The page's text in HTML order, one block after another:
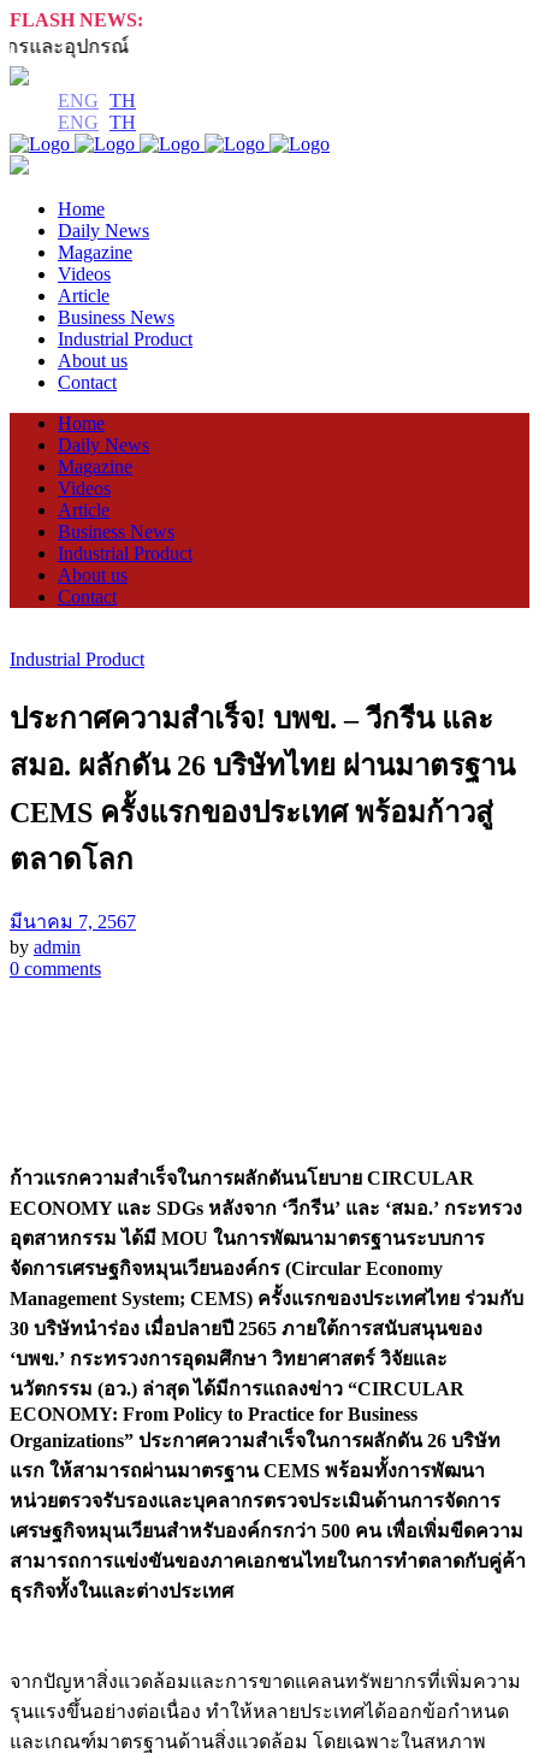
FLASH NEWS:
ละอุปกรณ์
ENG TH
ENG TH
Home
Daily News
Magazine
Videos
Article
Business News
Industrial Product
About us
Contact
Home
Daily News
Magazine
Videos
Article
Business News
Industrial Product
About us
Contact
Industrial Product
ประกาศความสำเร็จ! บพข. – วีกรีน และ
สมอ. ผลักดัน 26 บริษัทไทย ผ่านมาตรฐาน
CEMS ครั้งแรกของประเทศ พร้อมก้าวสู่
ตลาดโลก
มีนาคม 7, 2567
by admin
0 comments
ก้าวแรกความสำเร็จในการผลักดันนโยบาย CIRCULAR
ECONOMY และ SDGs หลังจาก ‘วีกรีน’ และ ‘สมอ.’ กระทรวง
อุตสาหกรรม ได้มี MOU ในการพัฒนามาตรฐานระบบการ
จัดการเศรษฐกิจหมุนเวียนองค์กร (Circular Economy
Management System; CEMS) ครั้งแรกของประเทศไทย ร่วมกับ
30 บริษัทนำร่อง เมื่อปลายปี 2565 ภายใต้การสนับสนุนของ
‘บพข.’ กระทรวงการอุดมศึกษา วิทยาศาสตร์ วิจัยและ
นวัตกรรม (อว.) ล่าสุด ได้มีการแถลงข่าว “CIRCULAR
ECONOMY: From Policy to Practice for Business
Organizations” ประกาศความสำเร็จในการผลักดัน 26 บริษัท
แรก ให้สามารถผ่านมาตรฐาน CEMS พร้อมทั้งการพัฒนา
หน่วยตรวจรับรองและบุคลากรตรวจประเมินด้านการจัดการ
เศรษฐกิจหมุนเวียนสำหรับองค์กรกว่า 500 คน เพื่อเพิ่มขีดความ
สามารถการแข่งขันของภาคเอกชนไทยในการทำตลาดกับคู่ค้า
ธุรกิจทั้งในและต่างประเทศ
จากปัญหาสิ่งแวดล้อมและการขาดแคลนทรัพยากรที่เพิ่มความ
รุนแรงขึ้นอย่างต่อเนื่อง ทำให้หลายประเทศได้ออกข้อกำหนด
และเกณฑ์มาตรฐานด้านสิ่งแวดล้อม โดยเฉพาะในสหภาพ